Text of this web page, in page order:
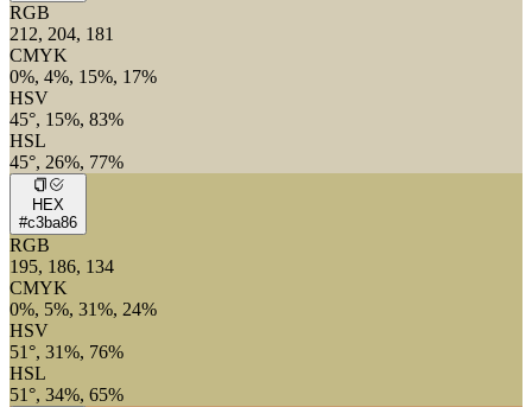
RGB
212, 204, 181
CMYK
0%, 4%, 15%, 17%
HSV
45°, 15%, 83%
HSL
45°, 26%, 77%
HEX
#c3ba86
RGB
195, 186, 134
CMYK
0%, 5%, 31%, 24%
HSV
51°, 31%, 76%
HSL
51°, 34%, 65%